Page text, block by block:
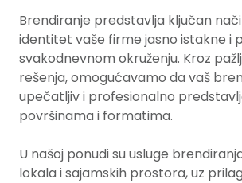
Brendiranje predstavlja ključan
identitet vaše firme jasno istakne i
svakodnevnom okruženju. Kroz
rešenja, omogućavamo da vaš
upečatljiv i profesionalno
površinama i formatima.
U našoj ponudi su usluge
lokala i sajamskih prostora, uz